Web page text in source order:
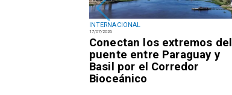
INTERNACIONAL
17/07/2026
Conectan los extremos del
puente entre Paraguay y
Basil por el Corredor
Bioceánico